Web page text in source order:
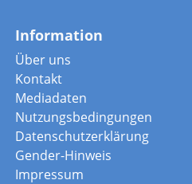
Information
Über uns
Kontakt
Mediadaten
Nutzungsbedingungen
Datenschutzerklärung
Gender-Hinweis
Impressum